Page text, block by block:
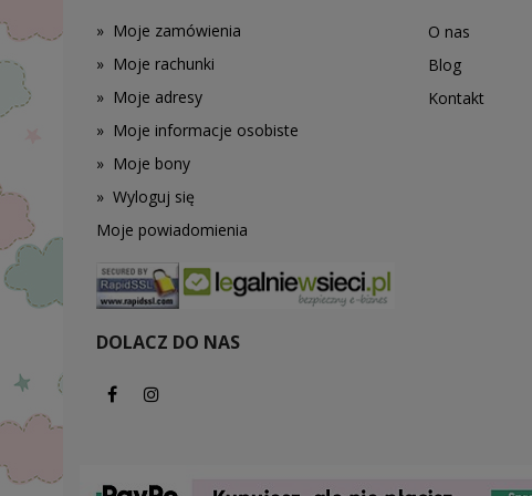
» Moje zamówienia
» Moje rachunki
» Moje adresy
» Moje informacje osobiste
» Moje bony
» Wyloguj się
Moje powiadomienia
DOLACZ DO NAS
O nas
Blog
Kontakt